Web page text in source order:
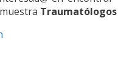
Traumatólogos